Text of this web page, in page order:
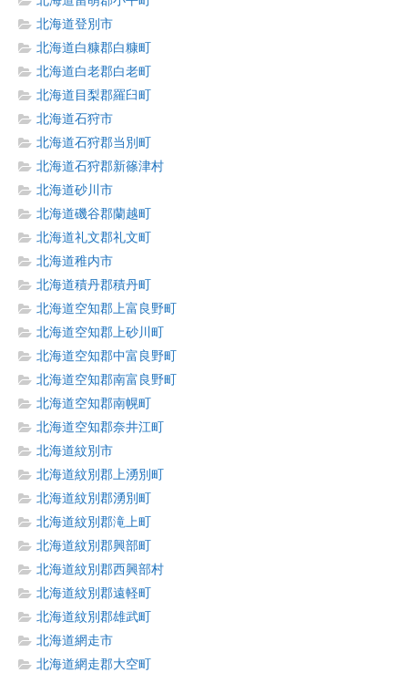
北海道登別市
北海道白糠郡白糠町
北海道白老郡白老町
北海道目梨郡羅臼町
北海道石狩市
北海道石狩郡当別町
北海道石狩郡新篠津村
北海道砂川市
北海道磯谷郡蘭越町
北海道礼文郡礼文町
北海道稚内市
北海道積丹郡積丹町
北海道空知郡上富良野町
北海道空知郡上砂川町
北海道空知郡中富良野町
北海道空知郡南富良野町
北海道空知郡南幌町
北海道空知郡奈井江町
北海道紋別市
北海道紋別郡上湧別町
北海道紋別郡湧別町
北海道紋別郡滝上町
北海道紋別郡興部町
北海道紋別郡西興部村
北海道紋別郡遠軽町
北海道紋別郡雄武町
北海道網走市
北海道網走郡大空町